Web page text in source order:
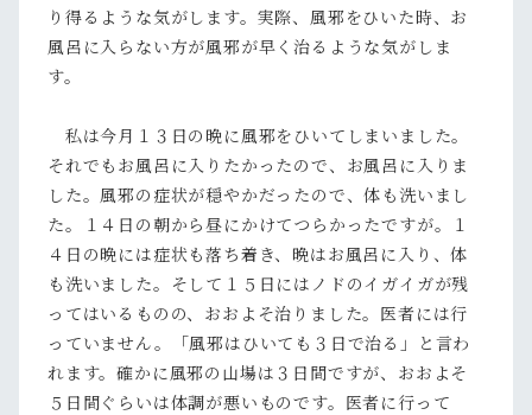
り得るような気がします。実際、風邪をひいた時、お
風呂に入らない方が風邪が早く治るような気がしま
す。
私は今月１３日の晩に風邪をひいてしまいました。
それでもお風呂に入りたかったので、お風呂に入りま
した。風邪の症状が穏やかだったので、体も洗いまし
た。１４日の朝から昼にかけてつらかったですが。１
４日の晩には症状も落ち着き、晩はお風呂に入り、体
も洗いました。そして１５日にはノドのイガイガが残
ってはいるものの、おおよそ治りました。医者には行
っていません。「風邪はひいても３日で治る」と言わ
れます。確かに風邪の山場は３日間ですが、おおよそ
５日間ぐらいは体調が悪いものです。医者に行って